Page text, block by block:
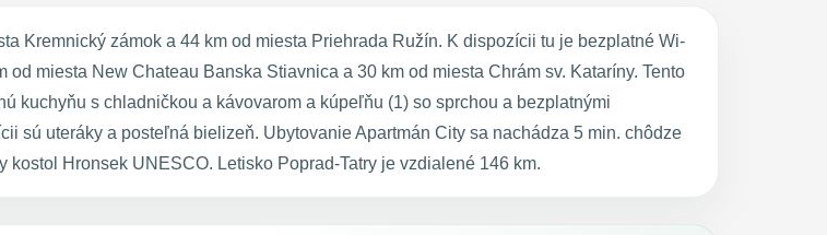
Kremnický zámok a 44 km od miesta Priehrada Ružín. K dispozícii tu je bezplatné Wi-
miesta New Chateau Banska Stiavnica a 30 km od miesta Chrám sv. Kataríny. Tento
kuchyňu s chladničkou a kávovarom a kúpeľňu (1) so sprchou a bezplatnými
sú uteráky a posteľná bielizeň. Ubytovanie Apartmán City sa nachádza 5 min. chôdze
Hronsek UNESCO. Letisko Poprad-Tatry je vzdialené 146 km.